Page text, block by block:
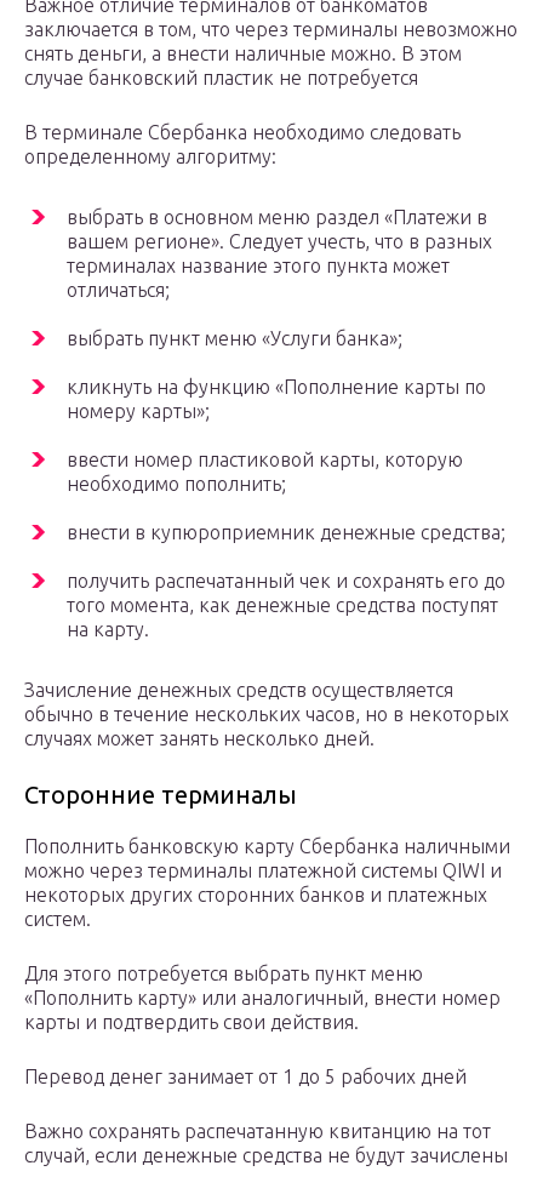
Важное отличие терминалов от банкоматов
заключается в том, что через терминалы невозможно
снять деньги, а внести наличные можно. В этом
случае банковский пластик не потребуется
В терминале Сбербанка необходимо следовать
определенному алгоритму:
выбрать в основном меню раздел «Платежи в
вашем регионе». Следует учесть, что в разных
терминалах название этого пункта может
отличаться;
выбрать пункт меню «Услуги банка»;
кликнуть на функцию «Пополнение карты по
номеру карты»;
ввести номер пластиковой карты, которую
необходимо пополнить;
внести в купюроприемник денежные средства;
получить распечатанный чек и сохранять его до
того момента, как денежные средства поступят
на карту.
Зачисление денежных средств осуществляется
обычно в течение нескольких часов, но в некоторых
случаях может занять несколько дней.
Сторонние терминалы
Пополнить банковскую карту Сбербанка наличными
можно через терминалы платежной системы QIWI и
некоторых других сторонних банков и платежных
систем.
Для этого потребуется выбрать пункт меню
«Пополнить карту» или аналогичный, внести номер
карты и подтвердить свои действия.
Перевод денег занимает от 1 до 5 рабочих дней
Важно сохранять распечатанную квитанцию на тот
случай, если денежные средства не будут зачислены